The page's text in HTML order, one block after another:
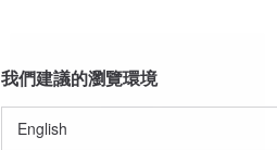
我們建議的瀏覽環境